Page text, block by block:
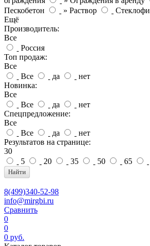
Пескобетон
» Раствор
Ещё
Производитель:
Все
Россия
Топ продаж:
Все
Все
да
нет
Новинка:
Все
Все
да
нет
Спецпредложение:
Все
Все
да
нет
Результатов на странице:
30
5
20 35 50 65
Найти
8(499)340-52-98
info@mirgbi.ru
Сравнить
0
0
0 руб.